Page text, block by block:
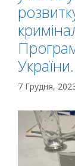
України.
7 Грудня,